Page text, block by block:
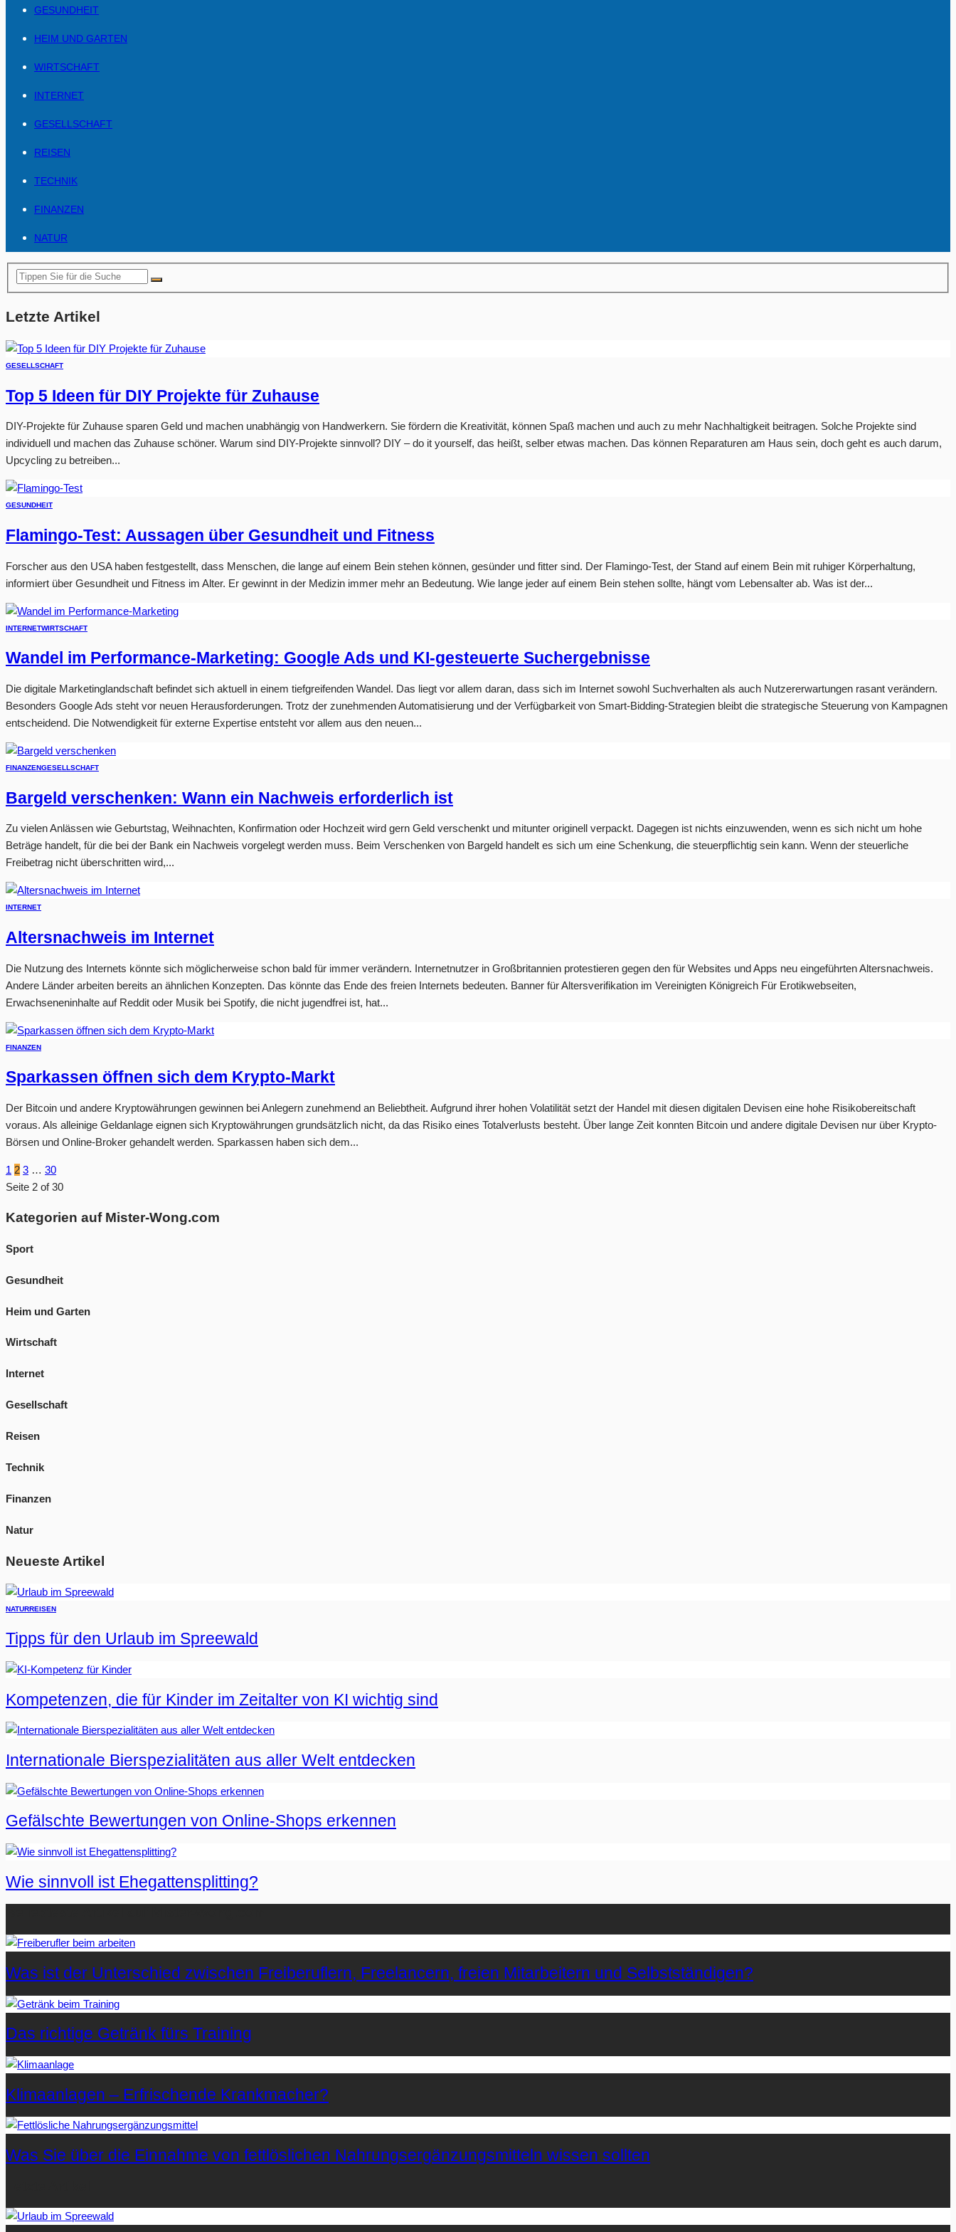
GESUNDHEIT
HEIM UND GARTEN
WIRTSCHAFT
INTERNET
GESELLSCHAFT
REISEN
TECHNIK
FINANZEN
NATUR
Letzte Artikel
GESELLSCHAFT
Top 5 Ideen für DIY Projekte für Zuhause
DIY-Projekte für Zuhause sparen Geld und machen unabhängig von Handwerkern. Sie fördern die Kreativität, können Spaß machen und auch zu mehr Nachhaltigkeit beitragen. Solche Projekte sind
individuell und machen das Zuhause schöner. Warum sind DIY-Projekte sinnvoll? DIY – do it yourself, das heißt, selber etwas machen. Das können Reparaturen am Haus sein, doch geht es auch darum,
Upcycling zu betreiben...
GESUNDHEIT
Flamingo-Test: Aussagen über Gesundheit und Fitness
Forscher aus den USA haben festgestellt, dass Menschen, die lange auf einem Bein stehen können, gesünder und fitter sind. Der Flamingo-Test, der Stand auf einem Bein mit ruhiger Körperhaltung,
informiert über Gesundheit und Fitness im Alter. Er gewinnt in der Medizin immer mehr an Bedeutung. Wie lange jeder auf einem Bein stehen sollte, hängt vom Lebensalter ab. Was ist der...
INTERNETWIRTSCHAFT
Wandel im Performance-Marketing: Google Ads und KI-gesteuerte Suchergebnisse
Die digitale Marketinglandschaft befindet sich aktuell in einem tiefgreifenden Wandel. Das liegt vor allem daran, dass sich im Internet sowohl Suchverhalten als auch Nutzererwartungen rasant verändern.
Besonders Google Ads steht vor neuen Herausforderungen. Trotz der zunehmenden Automatisierung und der Verfügbarkeit von Smart-Bidding-Strategien bleibt die strategische Steuerung von Kampagnen
entscheidend. Die Notwendigkeit für externe Expertise entsteht vor allem aus den neuen...
FINANZENGESELLSCHAFT
Bargeld verschenken: Wann ein Nachweis erforderlich ist
Zu vielen Anlässen wie Geburtstag, Weihnachten, Konfirmation oder Hochzeit wird gern Geld verschenkt und mitunter originell verpackt. Dagegen ist nichts einzuwenden, wenn es sich nicht um hohe
Beträge handelt, für die bei der Bank ein Nachweis vorgelegt werden muss. Beim Verschenken von Bargeld handelt es sich um eine Schenkung, die steuerpflichtig sein kann. Wenn der steuerliche
Freibetrag nicht überschritten wird,...
INTERNET
Altersnachweis im Internet
Die Nutzung des Internets könnte sich möglicherweise schon bald für immer verändern. Internetnutzer in Großbritannien protestieren gegen den für Websites und Apps neu eingeführten Altersnachweis.
Andere Länder arbeiten bereits an ähnlichen Konzepten. Das könnte das Ende des freien Internets bedeuten. Banner für Altersverifikation im Vereinigten Königreich Für Erotikwebseiten,
Erwachseneninhalte auf Reddit oder Musik bei Spotify, die nicht jugendfrei ist, hat...
FINANZEN
Sparkassen öffnen sich dem Krypto-Markt
Der Bitcoin und andere Kryptowährungen gewinnen bei Anlegern zunehmend an Beliebtheit. Aufgrund ihrer hohen Volatilität setzt der Handel mit diesen digitalen Devisen eine hohe Risikobereitschaft
voraus. Als alleinige Geldanlage eignen sich Kryptowährungen grundsätzlich nicht, da das Risiko eines Totalverlusts besteht. Über lange Zeit konnten Bitcoin und andere digitale Devisen nur über Krypto-
Börsen und Online-Broker gehandelt werden. Sparkassen haben sich dem...
1 2 3 … 30
Seite 2 of 30
Kategorien auf Mister-Wong.com
Sport
Gesundheit
Heim und Garten
Wirtschaft
Internet
Gesellschaft
Reisen
Technik
Finanzen
Natur
Neueste Artikel
NATURREISEN
Tipps für den Urlaub im Spreewald
Kompetenzen, die für Kinder im Zeitalter von KI wichtig sind
Internationale Bierspezialitäten aus aller Welt entdecken
Gefälschte Bewertungen von Online-Shops erkennen
Wie sinnvoll ist Ehegattensplitting?
Was ist der Unterschied zwischen Freiberuflern, Freelancern, freien Mitarbeitern und Selbstständigen?
Das richtige Getränk fürs Training
Klimaanlagen – Erfrischende Krankmacher?
Was Sie über die Einnahme von fettlöslichen Nahrungsergänzungsmitteln wissen sollten